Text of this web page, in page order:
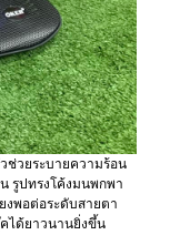
ช่วยระบายความร้อน
รูปทรงโค้งมนพกพา
งพอต่อระดับสายตา
ได้ยาวนานยิ่งขึ้น